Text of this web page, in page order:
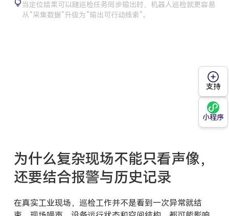
当定位结果可以随巡检任务同步输出时，机器人巡检就更容易
从“采集数据”升级为“输出可行动线索”。
为什么复杂现场不能只看声像，
还要结合报警与历史记录
在真实工业现场，巡检工作并不是看到一次异常就结
支持
小程序